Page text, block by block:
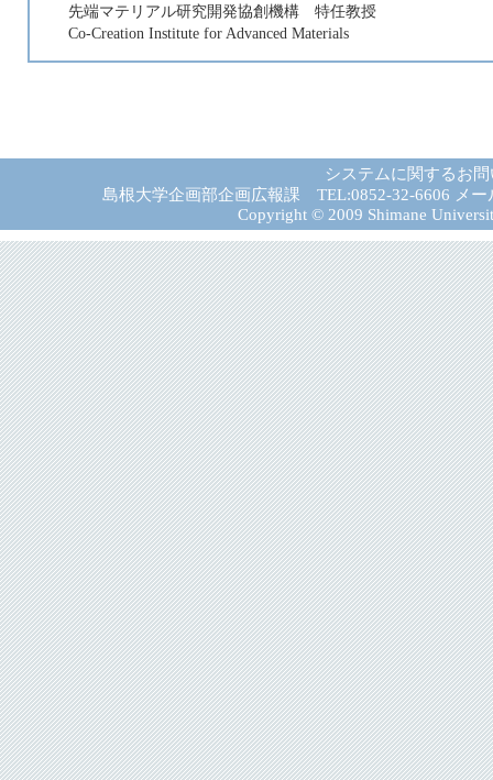
先端マテリアル研究開発協創機構 特任教授
Co-Creation Institute for Advanced Materials
システムに関するお
島根大学企画部企画広報課 TEL:0852-32-6606 メー
Copyright © 2009 Shimane